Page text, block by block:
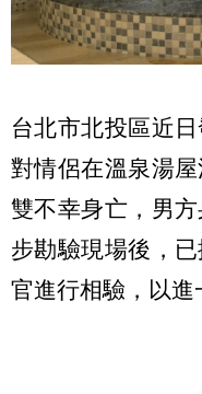
台北市北投區近
對情侶在溫泉湯
雙不幸身亡，男
步勘驗現場後，
官進行相驗，以進